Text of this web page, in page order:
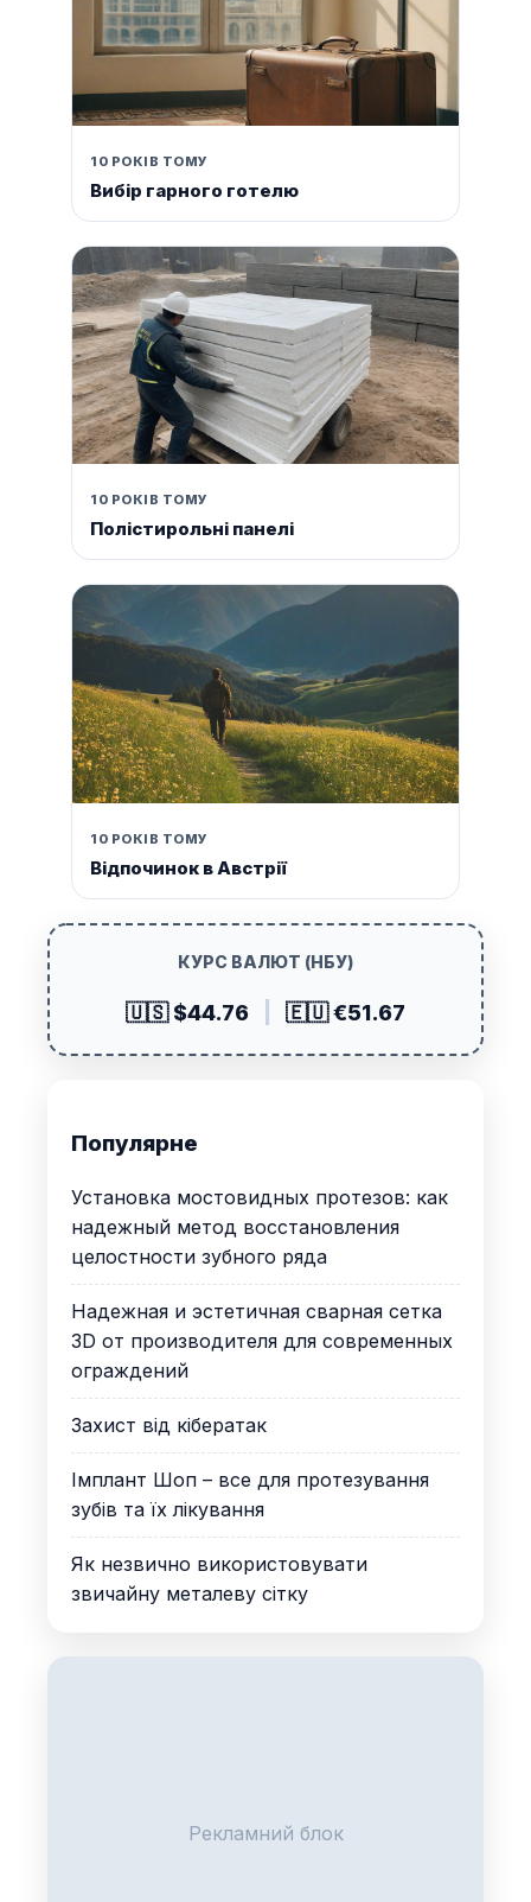
10 РОКІВ ТОМУ
Вибір гарного готелю
10 РОКІВ ТОМУ
Полістирольні панелі
10 РОКІВ ТОМУ
Відпочинок в Австрії
КУРС ВАЛЮТ (НБУ)
🇺🇸 $44.76 🇪🇺 €51.67
Популярне
Установка мостовидных протезов: как
надежный метод восстановления
целостности зубного ряда
Надежная и эстетичная сварная сетка
3D от производителя для современных
ограждений
Захист від кібератак
Імплант Шоп – все для протезування
зубів та їх лікування
Як незвично використовувати
звичайну металеву сітку
Рекламний блок